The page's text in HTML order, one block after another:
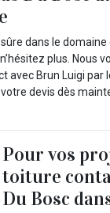
dans le
plus. Nous
Brun Luigi par
devis dès
Pour vos
toiture
Du Bosc